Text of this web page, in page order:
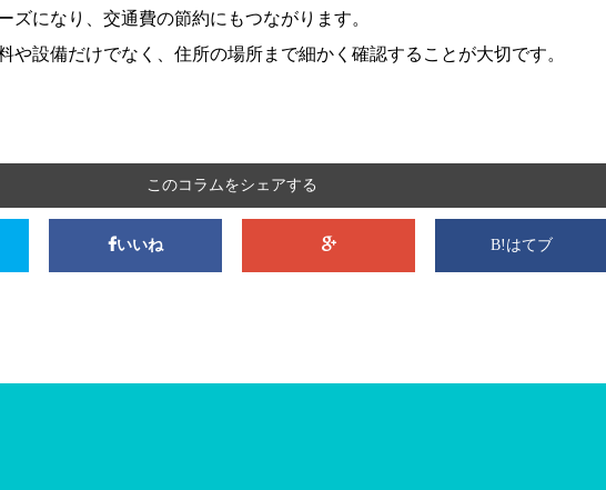
ズになり、交通費の節約にもつながります。
や設備だけでなく、住所の場所まで細かく確認することが大切です。
このコラムをシェアする
いいね B!はてブ